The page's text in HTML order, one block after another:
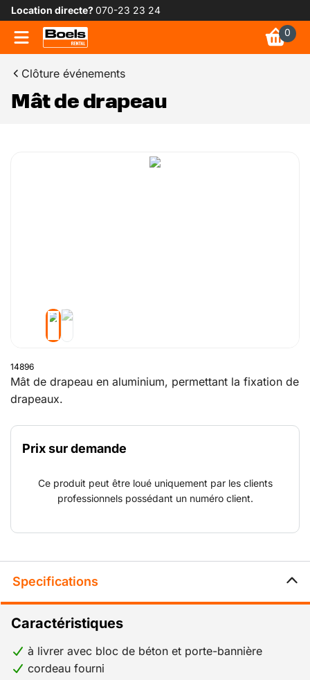
Location directe?070-23 23 24
0
Clôture événements
Mât de drapeau
14896
Mât de drapeau en aluminium, permettant la fixation de
drapeaux.
Prix sur demande
Ce produit peut être loué uniquement par les clients
professionnels possédant un numéro client.
Specifications
Caractéristiques
à livrer avec bloc de béton et porte-bannière
cordeau fourni